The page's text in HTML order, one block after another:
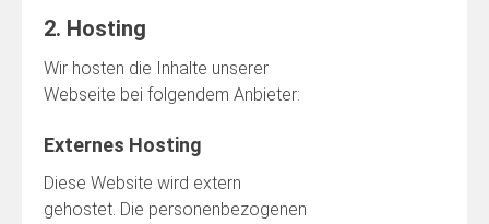
2. Hosting
Wir hosten die Inhalte unserer
Webseite bei folgendem Anbieter:
Externes Hosting
Diese Website wird extern
gehostet. Die personenbezogenen